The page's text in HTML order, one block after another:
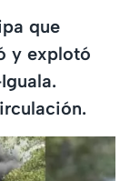
que
y explotó